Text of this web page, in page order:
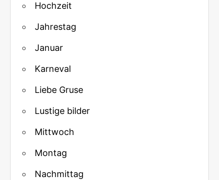
Hochzeit
Jahrestag
Januar
Karneval
Liebe Gruse
Lustige bilder
Mittwoch
Montag
Nachmittag